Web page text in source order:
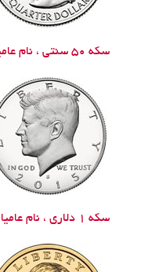
سکه 50 سنتی ، نام عامیانه :
سکه 1 دلاری ، نام